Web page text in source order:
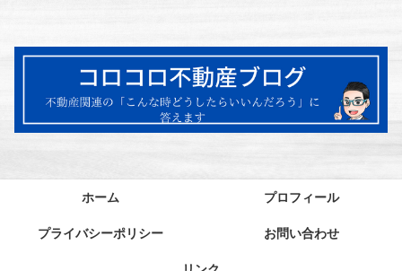
ホーム プロフィール
プライバシーポリシー お問い合わせ